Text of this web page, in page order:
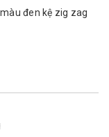
đen kệ zig zag